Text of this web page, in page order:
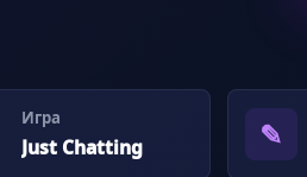
Игра
Just Chatting ✎